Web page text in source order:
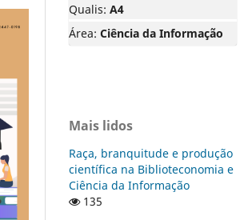
Qualis: A4
Área: Ciência da Informação
Mais lidos
Raça, branquitude e produção
científica na Biblioteconomia e
Ciência da Informação
135